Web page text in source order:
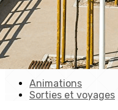
Se connecter
AVF CANNES LA
SON
NOTRE MESSAGER
Animations
Sorties et voyages